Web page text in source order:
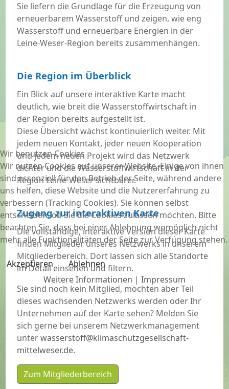
Sie liefern die Grundlage für die Erzeugung von
erneuerbarem Wasserstoff und zeigen, wie eng
Wasserstoff und erneuerbare Energien in der
Leine-Weser-Region bereits zusammenhängen.
Die Region im Überblick
Ein Blick auf unsere interaktive Karte macht
deutlich, wie breit die Wasserstoffwirtschaft in
der Region bereits aufgestellt ist.
Diese Übersicht wächst kontinuierlich weiter. Mit
jedem neuen Kontakt, jeder neuen Kooperation
und jedem neuen Projekt wird das Netzwerk
dichter und die Wasserstoffwirtschaft in der
Region Leine-Weser sichtbarer.
Zugang zur interaktiven Karte
Die vollständige, interaktive Version dieser Karte
finden Mitglieder unseres Netzwerks in unserem
Mitgliederbereich. Dort lassen sich alle Standorte
im Detail einsehen und filtern.
Sie sind noch kein Mitglied, möchten aber Teil
dieses wachsenden Netzwerks werden oder Ihr
Unternehmen auf der Karte sehen? Melden Sie
sich gerne bei unserem Netzwerkmanagement
unterwasserstoff@klimaschutzgesellschaft-
mittelweser.de.
Zum Mitgliederbereich
Wir benutzen Cookies
Wir nutzen Cookies auf unserer Website. Einige von ihnen
sind essenziell für den Betrieb der Seite, während andere
uns helfen, diese Website und die Nutzererfahrung zu
verbessern (Tracking Cookies). Sie können selbst
entscheiden, ob Sie die Cookies zulassen möchten. Bitte
beachten Sie, dass bei einer Ablehnung womöglich nicht
mehr alle Funktionalitäten der Seite zur Verfügung stehen.
Akzeptieren
Ablehnen
Weitere Informationen | Impressum